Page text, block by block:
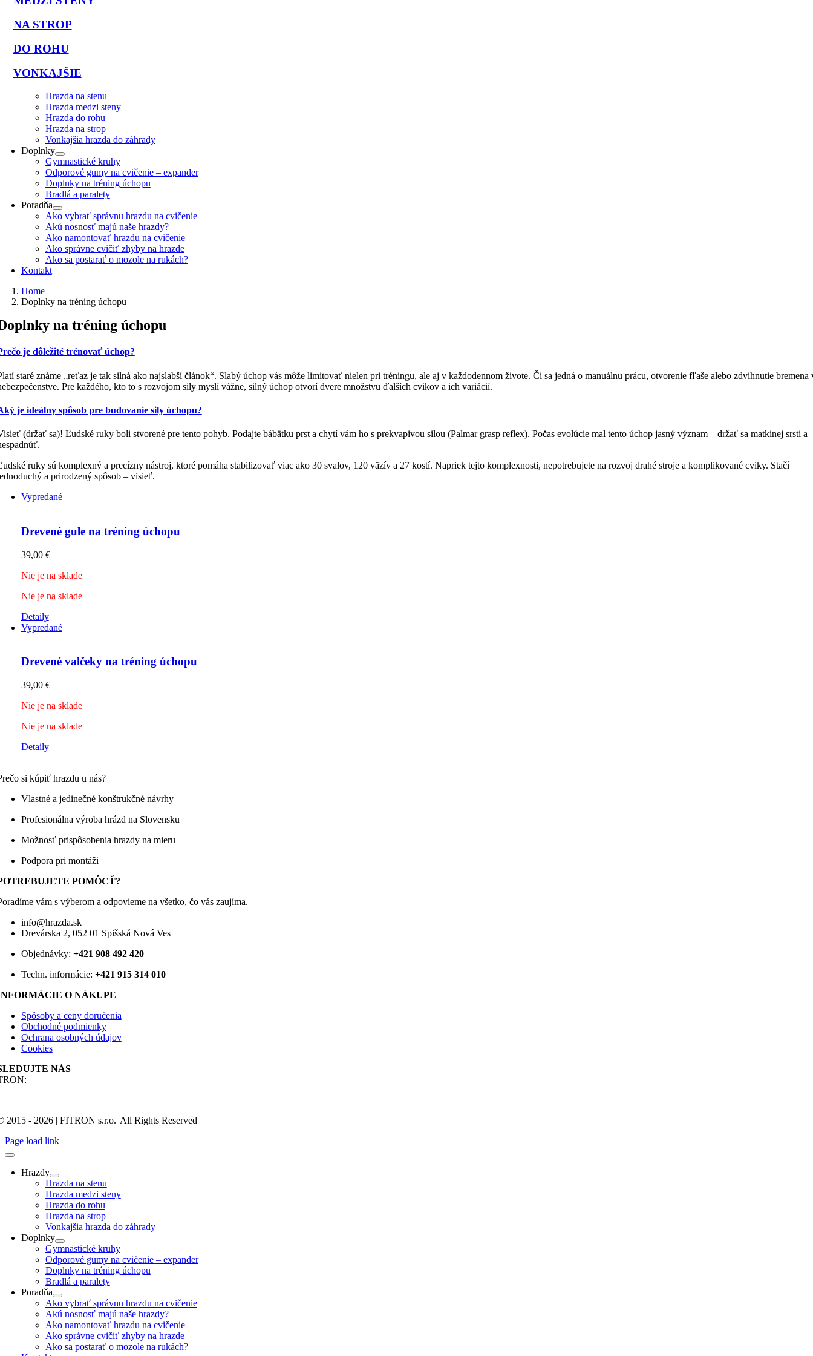
NA STROP
DO ROHU
VONKAJŠIE
Hrazda na stenu
Hrazda medzi steny
Hrazda do rohu
Hrazda na strop
Vonkajšia hrazda do záhrady
Doplnky
Gymnastické kruhy
Odporové gumy na cvičenie – expander
Doplnky na tréning úchopu
Bradlá a paralety
Poradňa
Ako vybrať správnu hrazdu na cvičenie
Akú nosnosť majú naše hrazdy?
Ako namontovať hrazdu na cvičenie
Ako správne cvičiť zhyby na hrazde
Ako sa postarať o mozole na rukách?
Kontakt
Home
Doplnky na tréning úchopu
na tréning úchopu
je dôležité trénovať úchop?
staré známe „reťaz je tak silná ako najslabší článok“. Slabý úchop vás môže limitovať nielen pri tréningu, ale aj v každodennom živote. Či sa jedná o manuálnu prácu, otvorenie fľaše alebo zdvihnutie bremena
Pre každého, kto to s rozvojom sily myslí vážne, silný úchop otvorí dvere množstvu ďalších cvikov a ich variácií.
je ideálny spôsob pre budovanie sily úchopu?
(držať sa)! Ľudské ruky boli stvorené pre tento pohyb. Podajte bábätku prst a chytí vám ho s prekvapivou silou (Palmar grasp reflex). Počas evolúcie mal tento úchop jasný význam – držať sa matkinej srsti a
ruky sú komplexný a precízny nástroj, ktoré pomáha stabilizovať viac ako 30 svalov, 120 väzív a 27 kostí. Napriek tejto komplexnosti, nepotrebujete na rozvoj drahé stroje a komplikované cviky. Stačí
a prirodzený spôsob – visieť.
Vypredané
Drevené gule na tréning úchopu
39,00 €
Nie je na sklade
Nie je na sklade
Detaily
Vypredané
Drevené valčeky na tréning úchopu
39,00 €
Nie je na sklade
Nie je na sklade
Detaily
si kúpiť hrazdu u nás?
Vlastné a jedinečné konštrukčné návrhy
Profesionálna výroba hrázd na Slovensku
Možnosť prispôsobenia hrazdy na mieru
Podpora pri montáži
POMÔCŤ?
vám s výberom a odpovieme na všetko, čo vás zaujíma.
info@hrazda.sk
Drevárska 2, 052 01 Spišská Nová Ves
Objednávky: +421 908 492 420
Techn. informácie: +421 915 314 010
O NÁKUPE
Spôsoby a ceny doručenia
Obchodné podmienky
Ochrana osobných údajov
Cookies
NÁS
2015 - 2026 | FITRON s.r.o.| All Rights Reserved
Page load link
Hrazdy
Hrazda na stenu
Hrazda medzi steny
Hrazda do rohu
Hrazda na strop
Vonkajšia hrazda do záhrady
Doplnky
Gymnastické kruhy
Odporové gumy na cvičenie – expander
Doplnky na tréning úchopu
Bradlá a paralety
Poradňa
Ako vybrať správnu hrazdu na cvičenie
Akú nosnosť majú naše hrazdy?
Ako namontovať hrazdu na cvičenie
Ako správne cvičiť zhyby na hrazde
Ako sa postarať o mozole na rukách?